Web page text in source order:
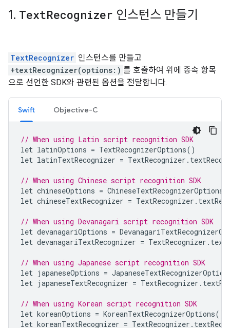
1. TextRecognizer 인스턴스 만들기
TextRecognizer 인스턴스를 만들고
+textRecognizer(options:) 를 호출하여 위에 종속 항목
으로 선언한 SDK와 관련된 옵션을 전달합니다.
Swift Objective-C
// When using Latin script recognition SDK
let latinOptions = TextRecognizerOptions()
let latinTextRecognizer = TextRecognizer .
// When using Chinese script recognition SDK
let chineseOptions = ChineseTextRecognizerOptions
let chineseTextRecognizer = TextRecognizer .
// When using Devanagari script recognition SDK
let devanagariOptions =
let devanagariTextRecognizer = TextRecognizer .
// When using Japanese script recognition SDK
let japaneseOptions =
let japaneseTextRecognizer = TextRecognizer .
// When using Korean script recognition SDK
let koreanOptions = KoreanTextRecognizerOptions()
let koreanTextRecognizer = TextRecognizer .